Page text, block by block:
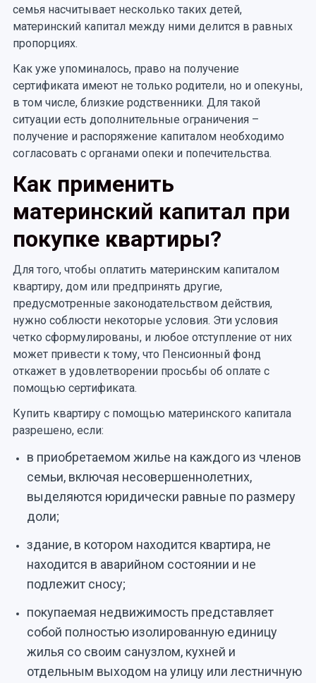
семья насчитывает несколько таких детей,
материнский капитал между ними делится в равных
пропорциях.
Как уже упоминалось, право на получение
сертификата имеют не только родители, но и опекуны,
в том числе, близкие родственники. Для такой
ситуации есть дополнительные ограничения –
получение и распоряжение капиталом необходимо
согласовать с органами опеки и попечительства.
Как применить
материнский капитал при
покупке квартиры?
Для того, чтобы оплатить материнским капиталом
квартиру, дом или предпринять другие,
предусмотренные законодательством действия,
нужно соблюсти некоторые условия. Эти условия
четко сформулированы, и любое отступление от них
может привести к тому, что Пенсионный фонд
откажет в удовлетворении просьбы об оплате с
помощью сертификата.
Купить квартиру с помощью материнского капитала
разрешено, если:
в приобретаемом жилье на каждого из членов
семьи, включая несовершеннолетних,
выделяются юридически равные по размеру
доли;
здание, в котором находится квартира, не
находится в аварийном состоянии и не
подлежит сносу;
покупаемая недвижимость представляет
собой полностью изолированную единицу
жилья со своим санузлом, кухней и
отдельным выходом на улицу или лестничную